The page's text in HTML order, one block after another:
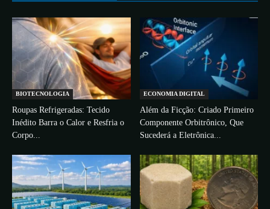
BIOTECNOLOGIA
Roupas Refrigeradas: Tecido
Inédito Barra o Calor e Resfria o
Corpo...
ECONOMIA DIGITAL
Além da Ficção: Criado Primeiro
Componente Orbitrônico, Que
Sucederá a Eletrônica...